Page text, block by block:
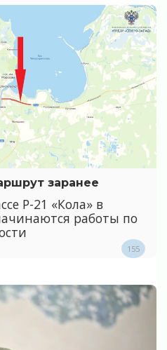
заранее
Р-21 «Кола» в
работы по
155